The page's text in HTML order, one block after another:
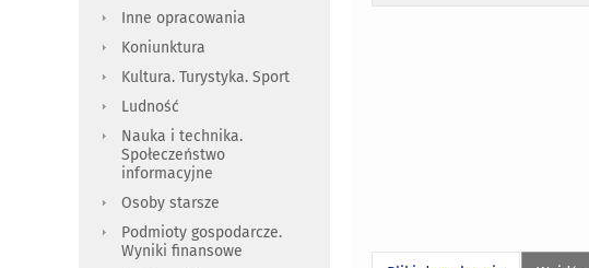
Inne opracowania
Koniunktura
Kultura. Turystyka. Sport
Ludność
Nauka i technika.
Społeczeństwo
informacyjne
Osoby starsze
Podmioty gospodarcze.
Wyniki finansowe